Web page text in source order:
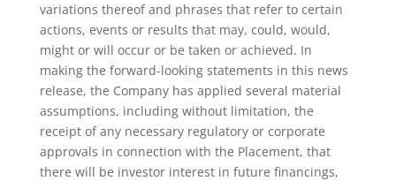
variations thereof and phrases that refer to certain
actions, events or results that may, could, would,
might or will occur or be taken or achieved. In
making the forward-looking statements in this news
release, the Company has applied several material
assumptions, including without limitation, the
receipt of any necessary regulatory or corporate
approvals in connection with the Placement, that
there will be investor interest in future financings,